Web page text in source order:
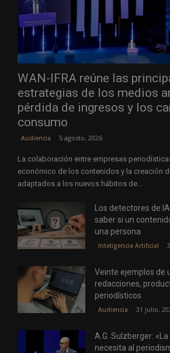
WAN-IFRA reúne las
estrategias de los medios
pérdida de ingresos y los
consumo
Audiencia 5 agosto, 2026
La colaboración entre empresas
económico de los contenidos y la creación
adaptados a los nuevos hábitos de...
Los detectores de
saber si un
una persona
Inteligencia Artificial
Veinte ejemplos de
redacciones,
periodísticos
Audiencia 31 julio,
A.G. Sulzberger:
necesita al